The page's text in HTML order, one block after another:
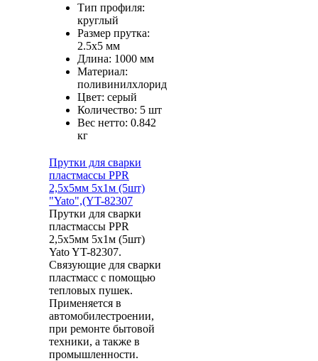
Тип профиля:
круглый
Размер прутка:
2.5х5 мм
Длина: 1000 мм
Материал:
поливинилхлорид
Цвет: серый
Количество: 5 шт
Вес нетто: 0.842
кг
Прутки для сварки
пластмассы PPR
2,5х5мм 5х1м (5шт)
"Yato",(YT-82307
Прутки для сварки
пластмассы PPR
2,5х5мм 5х1м (5шт)
Yato YT-82307.
Связующие для сварки
пластмасс с помощью
тепловых пушек.
Применяется в
автомобилестроении,
при ремонте бытовой
техники, а также в
промышленности.